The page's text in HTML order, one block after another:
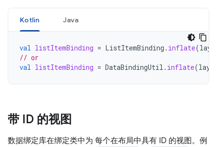
Kotlin Java
val listItemBinding = ListItemBinding . inflate(
// or
val listItemBinding = DataBindingUtil . inflate(
带 ID 的视图
数据绑定库在绑定类中为 每个在布局中具有 ID 的视图。例